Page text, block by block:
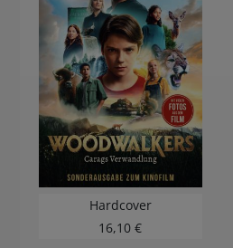
Hardcover
16,10 €